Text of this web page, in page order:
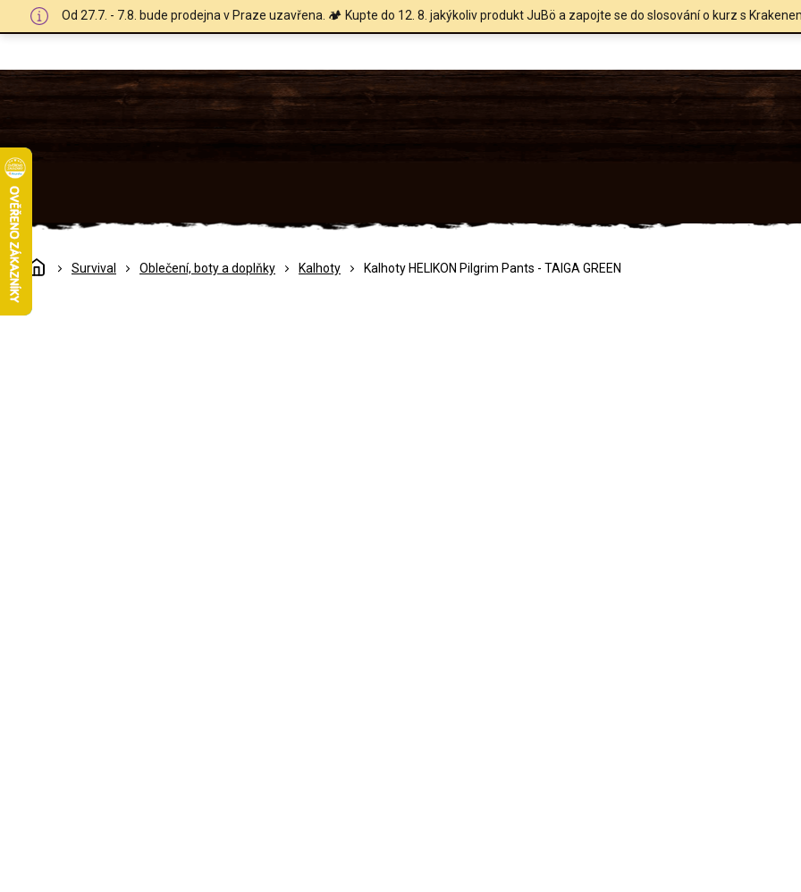
Od 27.7. - 7.8. bude prodejna v Praze uzavřena. 🏕️ Kupte do 12. 8. jakýkoliv produkt JuBö a zapojte se do slosování o kurz s
DomůSurvival Oblečení, boty a doplňky Kalhoty Kalhoty HELIKON Pilgrim Pants - TAIGA GREEN